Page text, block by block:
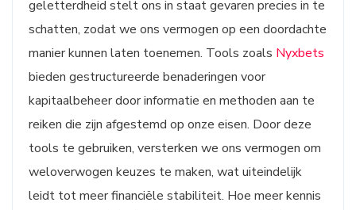
geletterdheid stelt ons in staat gevaren precies in te
schatten, zodat we ons vermogen op een doordachte
manier kunnen laten toenemen. Tools zoals Nyxbets
bieden gestructureerde benaderingen voor
kapitaalbeheer door informatie en methoden aan te
reiken die zijn afgestemd op onze eisen. Door deze
tools te gebruiken, versterken we ons vermogen om
weloverwogen keuzes te maken, wat uiteindelijk
leidt tot meer financiële stabiliteit. Hoe meer kennis